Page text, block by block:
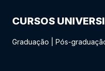
CURSOS
Graduação Pós-